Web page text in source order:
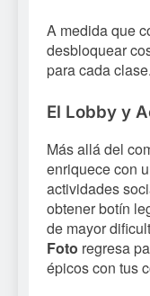
A medida que
desbloquear
para cada clase.
El Lobby y
Más allá del
enriquece con
actividades
obtener botín
de mayor
Foto regresa
épicos con tus